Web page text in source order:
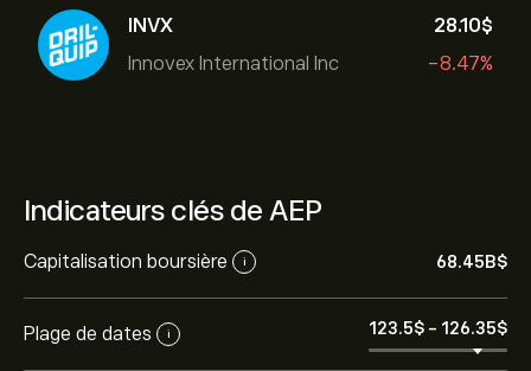
INVX
Innovex International Inc
28.10‎$‎
-8.47%
Indicateurs clés de AEP
Capitalisation boursière i 68.45B‎$‎
Plage de dates i 123.5‎$‎ - 126.35‎$‎